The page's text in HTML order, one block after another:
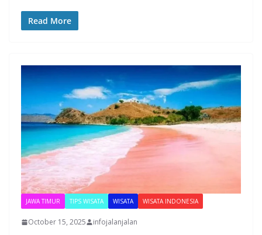
Read More
JAWA TIMUR TIPS WISATA WISATA WISATA INDONESIA
October 15, 2025 infojalanjalan